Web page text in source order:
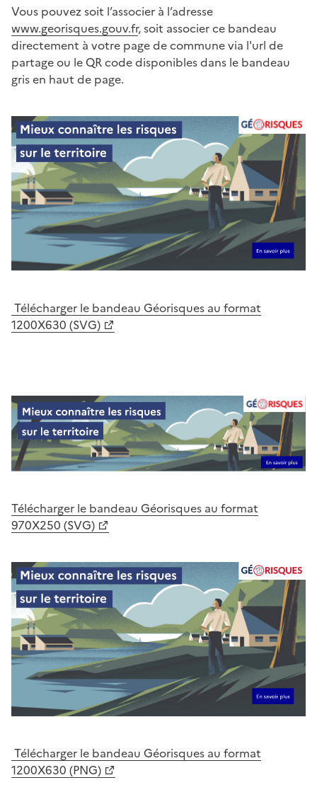
Vous pouvez soit l’associer à l’adresse
www.georisques.gouv.fr, soit associer ce bandeau
directement à votre page de commune via l'url de
partage ou le QR code disponibles dans le bandeau
gris en haut de page.
Télécharger le bandeau Géorisques au format
1200X630 (SVG)
Télécharger le bandeau Géorisques au format
970X250 (SVG)
Télécharger le bandeau Géorisques au format
1200X630 (PNG)